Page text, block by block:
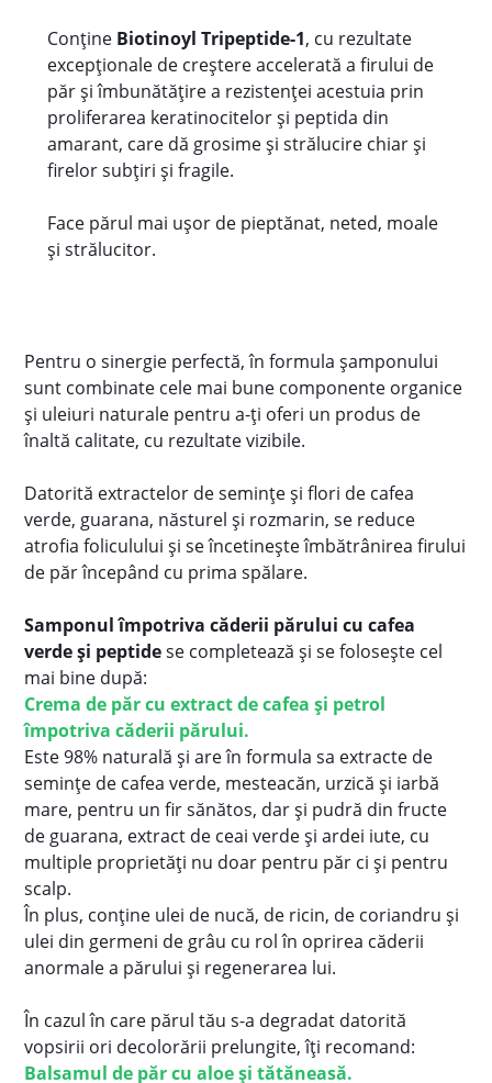
Conține Biotinoyl Tripeptide-1, cu rezultate
excepționale de creștere accelerată a firului de
păr și îmbunătățire a rezistenței acestuia prin
proliferarea keratinocitelor și peptida din
amarant, care dă grosime și strălucire chiar și
firelor subțiri și fragile.
Face părul mai ușor de pieptănat, neted, moale
și strălucitor.
Pentru o sinergie perfectă, în formula șamponului
sunt combinate cele mai bune componente organice
și uleiuri naturale pentru a-ți oferi un produs de
înaltă calitate, cu rezultate vizibile.
Datorită extractelor de semințe și flori de cafea
verde, guarana, năsturel și rozmarin, se reduce
atrofia foliculului și se încetinește îmbătrânirea firului
de păr începând cu prima spălare.
Samponul împotriva căderii părului cu cafea
verde și peptidese completează și se folosește cel
mai bine după:
Crema de păr cu extract de cafea și petrol
împotriva căderii părului.
Este 98% naturală și are în formula sa extracte de
semințe de cafea verde, mesteacăn, urzică și iarbă
mare, pentru un fir sănătos, dar și pudră din fructe
de guarana, extract de ceai verde și ardei iute, cu
multiple proprietăți nu doar pentru păr ci și pentru
scalp.
În plus, conține ulei de nucă, de ricin, de coriandru și
ulei din germeni de grâu cu rol în oprirea căderii
anormale a părului și regenerarea lui.
În cazul în care părul tău s-a degradat datorită
vopsirii ori decolorării prelungite, îți recomand:
Balsamul de păr cu aloe şi tătăneasă.